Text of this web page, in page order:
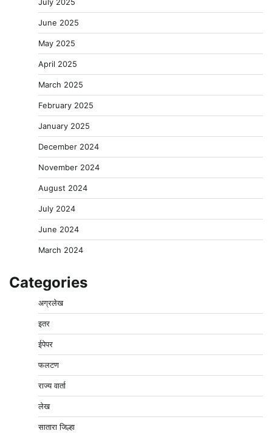
June 2025
May 2025
April 2025
March 2025
February 2025
January 2025
December 2024
November 2024
August 2024
July 2024
June 2024
March 2024
Categories
अग्रलेख
इतर
ईपेपर
फलटण
राज्य वार्ता
लेख
सातारा जिल्हा